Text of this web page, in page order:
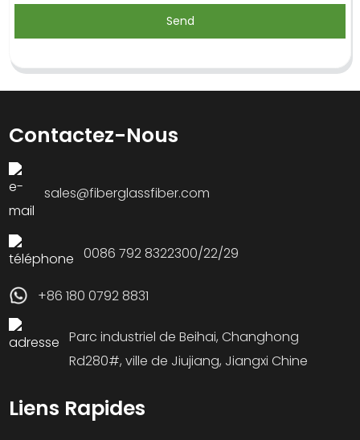
Send
Contactez-Nous
sales@fiberglassfiber.com
0086 792 8322300/22/29
+86 180 0792 8831
Parc industriel de Beihai, Changhong
Rd280#, ville de Jiujiang, Jiangxi Chine
Liens Rapides